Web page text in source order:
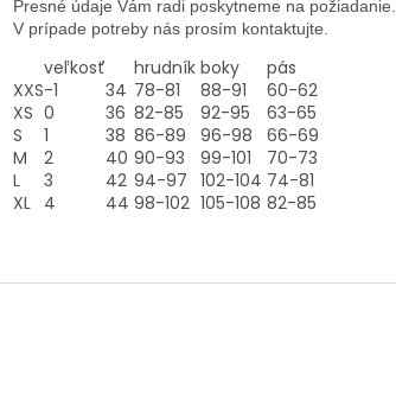
Presné údaje Vám radi poskytneme na požiadanie.
V prípade potreby nás prosím kontaktujte.
veľkosť hrudník boky
pás
XXS-1 34 78-81 88-91
60-62
XS 0 36 82-85 92-95
63-65
S
1 38 86-89 96-98
66-69
M
2 40 90-93 99-101
70-73
L
3 42 94-97 102-104 74-81
XL 4 44 98-102 105-108 82-85